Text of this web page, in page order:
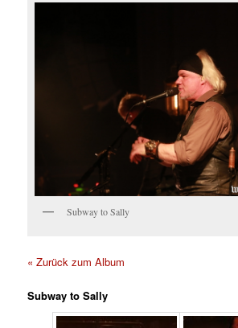
Subway to Sally
« Zurück zum Album
Subway to Sally